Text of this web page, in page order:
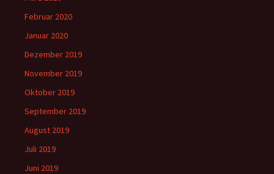
Februar 2020
Januar 2020
Dezember 2019
November 2019
Oktober 2019
September 2019
August 2019
Juli 2019
Juni 2019